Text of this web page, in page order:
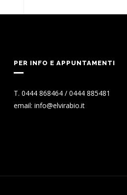
PER INFO E APPUNTAMENTI
T. 0444 868464 / 0444 885481
email: info@elvirabio.it